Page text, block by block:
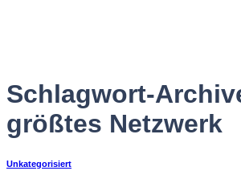
Schlagwort-
größtes Netzwerk
Unkategorisiert